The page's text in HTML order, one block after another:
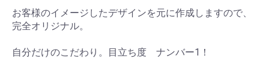
お客様のイメージしたデザインを元に作成しますので、
完全オリジナル。
自分だけのこだわり。目立ち度 ナンバー1！